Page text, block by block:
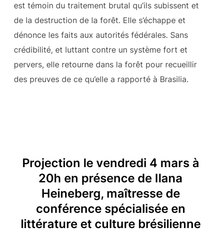
est témoin du traitement brutal qu’ils subissent et
de la destruction de la forêt. Elle s’échappe et
dénonce les faits aux autorités fédérales. Sans
crédibilité, et luttant contre un système fort et
pervers, elle retourne dans la forêt pour recueillir
des preuves de ce qu’elle a rapporté à Brasilia.
Projection le vendredi 4 mars à
20h en présence de Ilana
Heineberg, maîtresse de
conférence spécialisée en
littérature et culture brésilienne